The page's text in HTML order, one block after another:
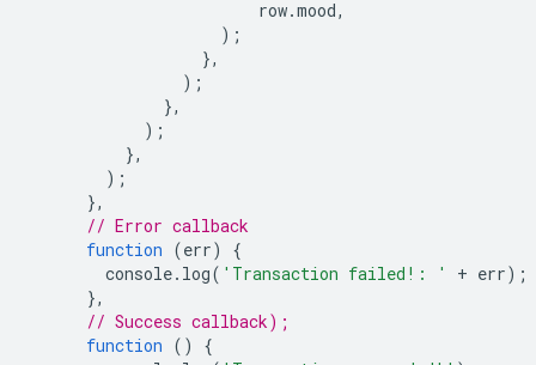
row.mood,
);
},
);
},
);
},
);
},
// Error callback
function (err)
{
console. log( 'Transaction failed!: ' + err);
},
// Success callback);
function ()
{